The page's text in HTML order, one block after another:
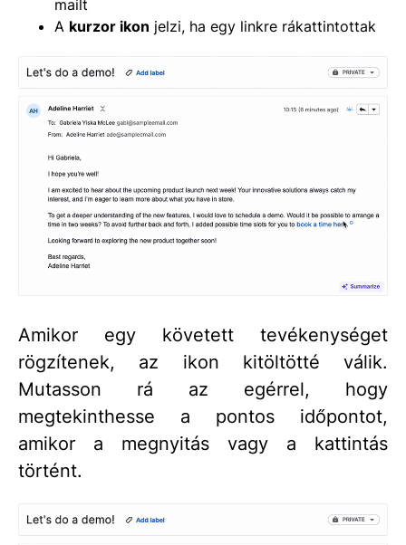
mailt
A kurzor ikon jelzi, ha egy linkre rákattintottak
Amikor egy követett tevékenységet
rögzítenek, az ikon kitöltötté válik.
Mutasson rá az egérrel, hogy
megtekinthesse a pontos időpontot,
amikor a megnyitás vagy a kattintás
történt.